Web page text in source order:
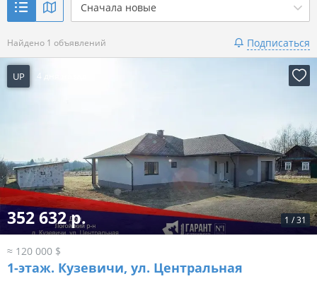
Показать 1 объявление
Показать 1 объявление
Сначала новые
Найдено 1 объявлений Подписаться
UP 4 дня назад
1 /31
352 632 р.
≈ 120 000 $
1-этаж. Кузевичи, ул. Центральная